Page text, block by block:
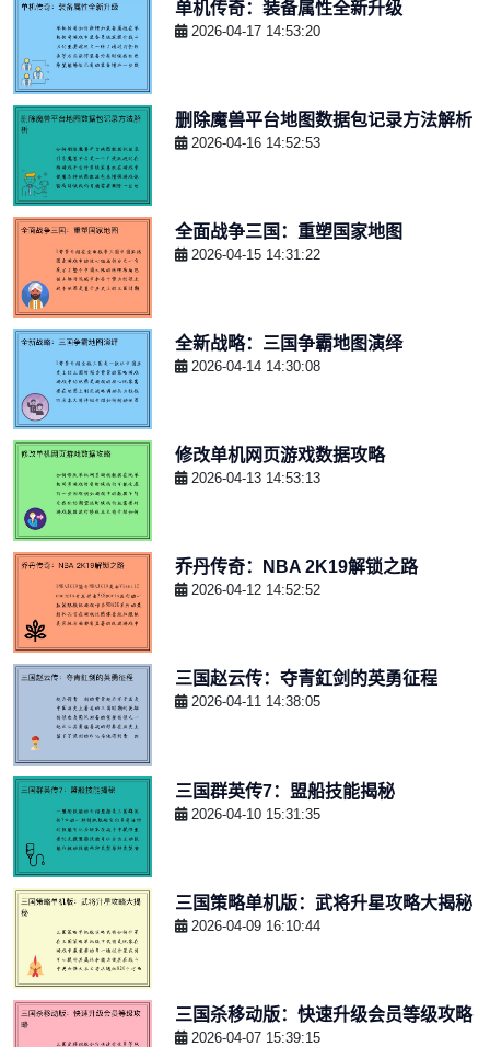
单机传奇：装备属性全新升级
2026-04-17 14:53:20
删除魔兽平台地图数据包记录方法解析
2026-04-16 14:52:53
全面战争三国：重塑国家地图
2026-04-15 14:31:22
全新战略：三国争霸地图演绎
2026-04-14 14:30:08
修改单机网页游戏数据攻略
2026-04-13 14:53:13
乔丹传奇：NBA 2K19解锁之路
2026-04-12 14:52:52
三国赵云传：夺青釭剑的英勇征程
2026-04-11 14:38:05
三国群英传7：盟船技能揭秘
2026-04-10 15:31:35
三国策略单机版：武将升星攻略大揭秘
2026-04-09 16:10:44
三国杀移动版：快速升级会员等级攻略
2026-04-07 15:39:15